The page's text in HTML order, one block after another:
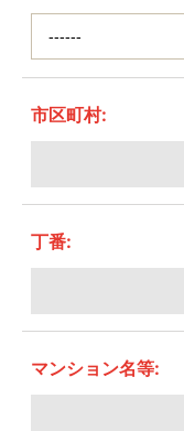
市区町村:
丁番:
マンション名等: